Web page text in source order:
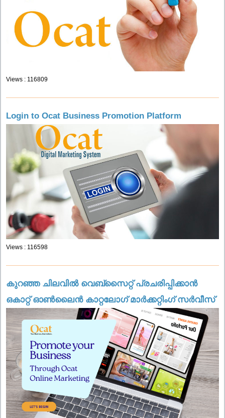
Views : 116809
Login to Ocat Business Promotion Platform
Views : 116598
കുറഞ്ഞ ചിലവിൽ വെബ്സൈറ്റ് പ്രചരിപ്പിക്കാൻ
ഒകാറ്റ് ഓൺലൈൻ കാറ്റലോഗ് മാർക്കറ്റിംഗ് സർവീസ്